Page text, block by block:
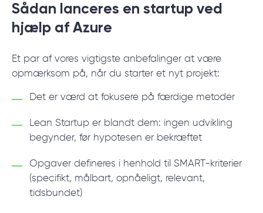
Sådan lanceres en startup ved
hjælp af Azure
Et par af vores vigtigste anbefalinger at være
opmærksom på, når du starter et nyt projekt:
Det er værd at fokusere på færdige metoder
Lean Startup er blandt dem: ingen udvikling
begynder, før hypotesen er bekræftet
Opgaver defineres i henhold til SMART-kriterier
(specifikt, målbart, opnåeligt, relevant,
tidsbundet)